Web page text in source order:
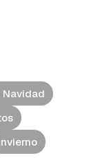
Navidad